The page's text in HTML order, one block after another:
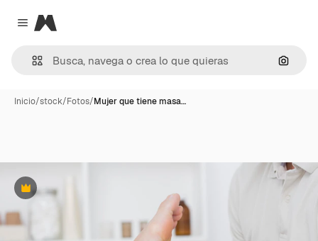
Close menu
Magnific
Inicio/stock/Fotos/Mujer que tiene masa…
Premium